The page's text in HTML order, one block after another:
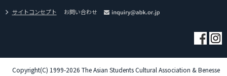
サイトコンセプト
お問い合わせ
Copyright(C) 1999-2026 The Asian Students Cultural Association & Benesse